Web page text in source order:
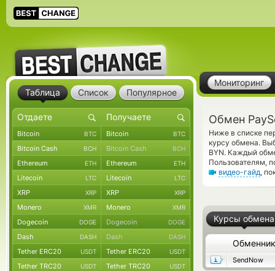
Мониторинг
Обмен
Ниже в списке
курсу обмена.
BYN. Каждый
Пользователям,
видео-гайд,
Курсы обмена
Обменник
SendNow
Таблица Список Популярное
Bitcoin BTC Bitcoin BTC
Bitcoin Cash BCH Bitcoin Cash BCH
Ethereum ETH Ethereum ETH
Litecoin LTC Litecoin LTC
XRP XRP XRP XRP
Monero XMR Monero XMR
Dogecoin DOGE Dogecoin DOGE
Dash DASH Dash DASH
Tether ERC20 USDT Tether ERC20 USDT
Tether TRC20 USDT Tether TRC20 USDT